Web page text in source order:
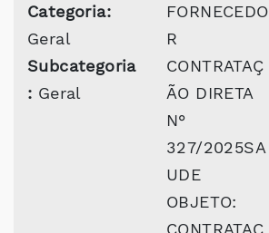
Categoria:
Geral
Subcategoria
: Geral
FORNECEDO
R
CONTRATAÇ
ÃO DIRETA
N°
327/2025SA
UDE
OBJETO:
CONTRATAÇ